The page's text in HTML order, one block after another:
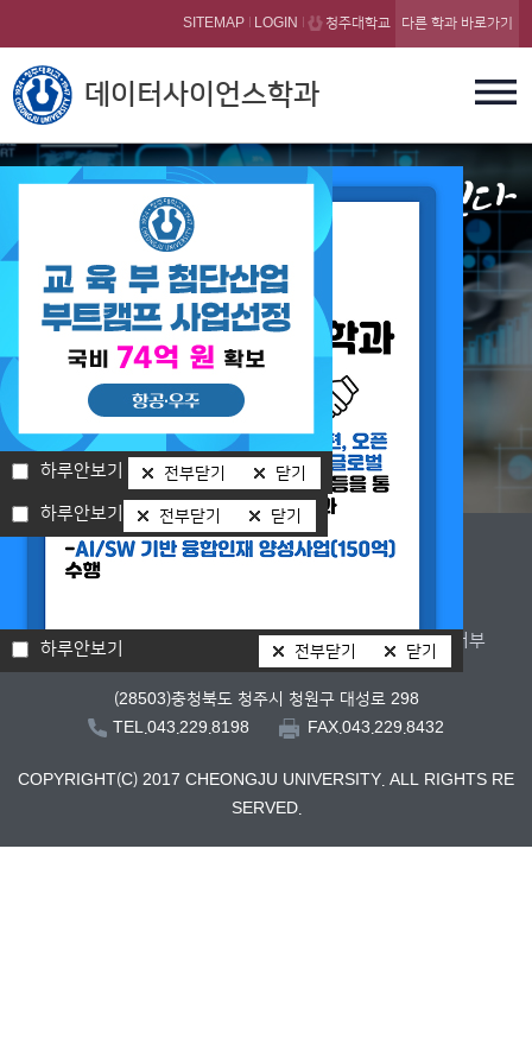
본문 바로가기
하루안보기 전부닫기 닫기
하루안보기 전부닫기 닫기
하루안보기 전부닫기 닫기
하루안보기 전부닫기 닫기
데이터사이언스학과
SITEMAP LOGIN 청주대학교 다른 학과 바로가기
Department of Data Science
찾아오시는길 개인정보처리방침 이메일무단수집거부
(28503)충청북도 청주시 청원구 대성로 298
TEL.043.229.8198
FAX.043.229.8432
COPYRIGHT(C) 2017 CHEONGJU UNIVERSITY. ALL RIGHTS RE
SERVED.